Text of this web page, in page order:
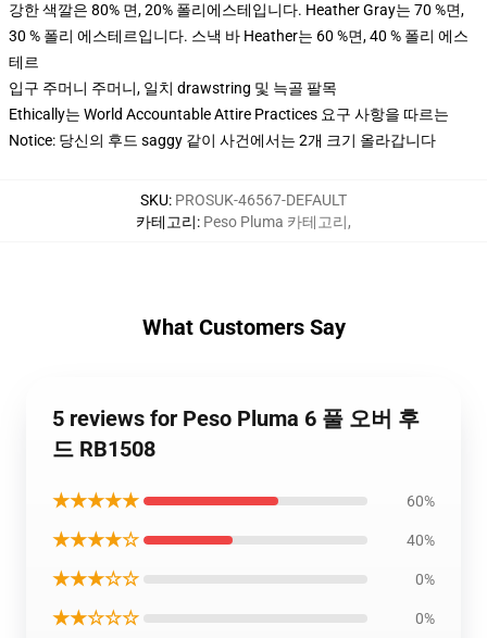
강한 색깔은 80% 면, 20% 폴리에스테입니다. Heather Gray는 70 %면,
30 % 폴리 에스테르입니다. 스낵 바 Heather는 60 %면, 40 % 폴리 에스
테르
입구 주머니 주머니, 일치 drawstring 및 늑골 팔목
Ethically는 World Accountable Attire Practices 요구 사항을 따르는
Notice: 당신의 후드 saggy 같이 사건에서는 2개 크기 올라갑니다
SKU: PROSUK-46567-DEFAULT
카테고리: Peso Pluma 카테고리,
What Customers Say
5 reviews for Peso Pluma 6 풀 오버 후
드 RB1508
★★★★★ 60%
★★★★☆ 40%
★★★☆☆ 0%
★★☆☆☆ 0%